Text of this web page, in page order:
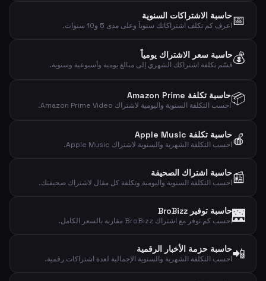
📅حاسبة الاشتراكات السنوية
اعرف كم تكلف اشتراكاتك سنوياً وعلى مدى 5 و10 سنوات.
💰حاسبة سعر الاشتراك يومياً
قسّم تكلفة اشتراكك الشهري إلى مبالغ يومية وأسبوعية وسنوية.
📦حاسبة تكلفة Amazon Prime
احسب التكلفة السنوية واليومية لاشتراك Amazon Prime Video.
🍎حاسبة تكلفة Apple Music
احسب التكلفة الشهرية والسنوية لاشتراك Apple Music.
📰حاسبة اشتراك الصحيفة
احسب التكلفة السنوية واليومية وتكلفة كل مقال لاشتراك صحيفتك.
🌉حاسبة توفير BroBizz
احسب كم توفر مع اشتراك BroBizz مقارنة بالسعر الكامل.
📲حاسبة حزمة الأخبار الرقمية
احسب التكلفة الشهرية والسنوية الإجمالية لعدة اشتراكات رقمية.